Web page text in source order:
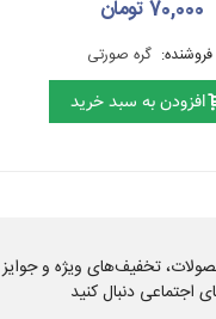
70,000 تومان
فروشنده: گره صورتی
افزودن به سبد خرید
تخفیف‌های ویژه و جوایز
اجتماعی دنبال کنید